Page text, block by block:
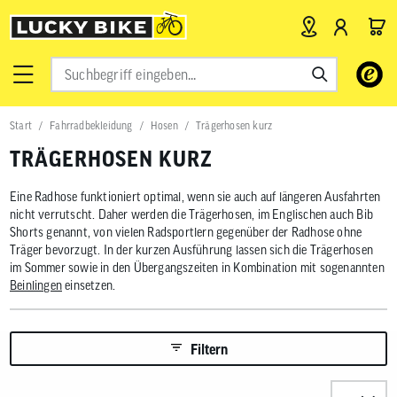
Verwende
Pfeile
nach
das
Ergebnis
Drücke
die
zu
gelangen.
Start Fahrradbekleidung Hosen Trägerhosen kurz
TRÄGERHOSEN KURZ
Eine Radhose funktioniert optimal, wenn sie auch auf längeren Ausfahrten
nicht verrutscht. Daher werden die Trägerhosen, im Englischen auch Bib
Shorts genannt, von vielen Radsportlern gegenüber der Radhose ohne
Träger bevorzugt. In der kurzen Ausführung lassen sich die Trägerhosen
im Sommer sowie in den Übergangszeiten in Kombination mit sogenannten
Beinlingeneinsetzen.
Filtern